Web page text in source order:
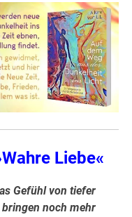
Liebe«
Gefühl von tiefer
noch mehr